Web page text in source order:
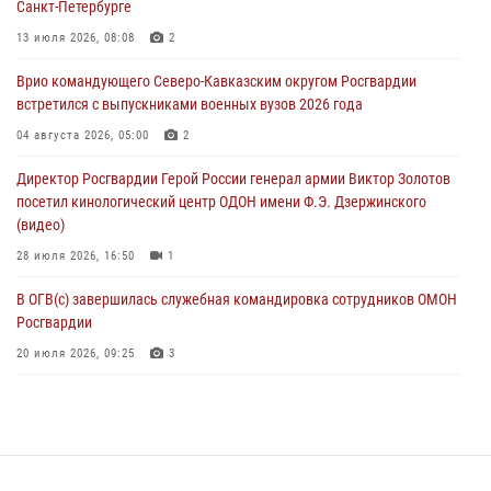
Сотрудники Росгвардии в Забайкалье потушили загоревшийся дом
07 августа 2026, 04:10 1
Оказавшего сопротивление злоумышленника задержали при
07 августа 2026, 04:00 1
Санкт-Петербурге
13 июля 2026, 08:08 2
Врио командующего Северо-Кавказским округом Росгвардии
встретился с выпускниками военных вузов 2026 года
04 августа 2026, 05:00 2
Директор Росгвардии Герой России генерал армии Виктор Золотов
посетил кинологический центр ОДОН имени Ф.Э. Дзержинского
(видео)
28 июля 2026, 16:50 1
В ОГВ(с) завершилась служебная командировка сотрудников ОМОН
Росгвардии
20 июля 2026, 09:25 3